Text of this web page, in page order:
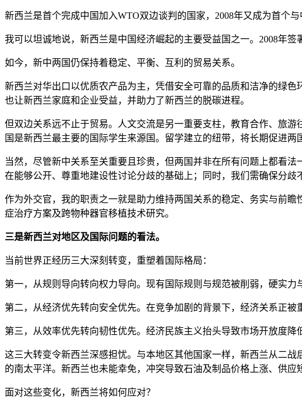
新西兰是首个完成中国加入WTO双边谈判的国家，2008年又成为首个
我可以坦诚地说，新西兰是中国经济崛起的主要受益国之一。2008年
如今，新中两国仍保持着稳定、平衡、互利的贸易关系。
新西兰对华出口以优质农产品为主，凭借安全可靠的品质和洁净的绿
也让新西兰家庭和企业受益，并助力了新西兰的脱碳进程。
但双边关系远不止于贸易。人文交流是另一重要支柱，教育合作、旅
国是新西兰最主要的国际学生来源国。留学建立的纽带，将长期促进两
当然，尽管新中关系至关重要且珍贵，但两国并非在所有问题上都看
在能够公开、尊重地建设性讨论分歧的基础上；同时，我们需确保分歧
作为外交官，我的职责之一就是助力维持两国关系的稳定、务实与前
症治疗方案及跨物种器官移植技术研究。
三是新西兰对地区及国际问题的看法。
当前世界正经历三大深刻转变，重塑着国际格局：
第一，从规则导向转向权力导向。现有国际规则与规范被削弱，硬实力
第二，从经济优先转向安全优先。在竞争加剧的背景下，经济关系正被
第三，从效率优先转向韧性优先。经济民族主义抬头导致市场开放度降
这三大转变令新西兰深感担忧。与本地区其他国家一样，新西兰从二
的南太平洋。新西兰也未能幸免，冲突导致石油及制品价格上涨、供
面对这些变化，新西兰将如何应对？